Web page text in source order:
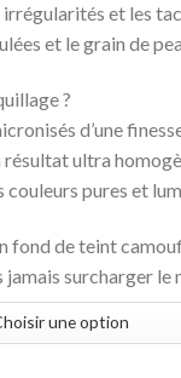
et les
et le grain de
?
d’une
ultra
pures et
fond de teint
surcharger le